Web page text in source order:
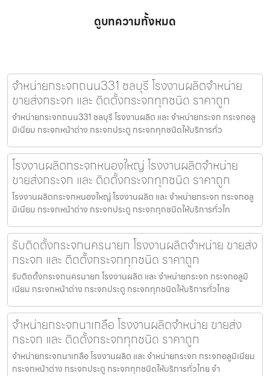
ดูบทความทั้งหมด
จำหน่ายกระจกถนน331 ชลบุรี โรงงานผลิตจำหน่าย
ขายส่งกระจก และ ติดตั้งกระจกทุกชนิด ราคาถูก
จำหน่ายกระจกถนน331 ชลบุรี โรงงานผลิต และ จำหน่ายกระจก กระจกอลู
มิเนียม กระจกหน้าต่าง กระจกประตู กระจกทุกชนิดให้บริการทั่ว
โรงงานผลิตกระจกหนองใหญ่ โรงงานผลิตจำหน่าย
ขายส่งกระจก และ ติดตั้งกระจกทุกชนิด ราคาถูก
โรงงานผลิตกระจกหนองใหญ่ โรงงานผลิต และ จำหน่ายกระจก กระจกอลู
มิเนียม กระจกหน้าต่าง กระจกประตู กระจกทุกชนิดให้บริการทั่วไท
รับติดตั้งกระจกนครนายก โรงงานผลิตจำหน่าย ขายส่ง
กระจก และ ติดตั้งกระจกทุกชนิด ราคาถูก
รับติดตั้งกระจกนครนายก โรงงานผลิต และ จำหน่ายกระจก กระจกอลูมิ
เนียม กระจกหน้าต่าง กระจกประตู กระจกทุกชนิดให้บริการทั่วไทย
จำหน่ายกระจกนาเกลือ โรงงานผลิตจำหน่าย ขายส่ง
กระจก และ ติดตั้งกระจกทุกชนิด ราคาถูก
จำหน่ายกระจกนาเกลือ โรงงานผลิต และ จำหน่ายกระจก กระจกอลูมิเนียม
กระจกหน้าต่าง กระจกประตู กระจกทุกชนิดให้บริการทั่วไทย จำ